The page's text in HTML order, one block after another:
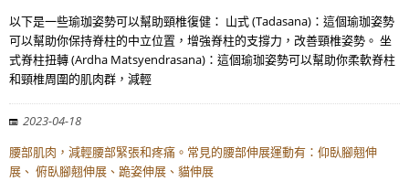
以下是一些瑜珈姿勢可以幫助頸椎復健： 山式 (Tadasana)：這個瑜珈姿勢
可以幫助你保持脊柱的中立位置，增強脊柱的支撐力，改善頸椎姿勢。 坐
式脊柱扭轉 (Ardha Matsyendrasana)：這個瑜珈姿勢可以幫助你柔軟脊柱
和頸椎周圍的肌肉群，減輕
2023-04-18
腰部肌肉，減輕腰部緊張和疼痛。常見的腰部伸展運動有：仰臥腳翹伸
展、 俯臥腳翹伸展、跪姿伸展、貓伸展